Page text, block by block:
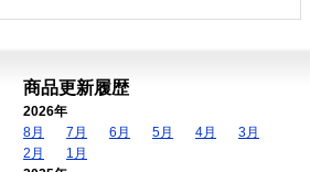
商品更新履歴
2026年
8月
7月 6月 5月 4月
3月
2月
1月